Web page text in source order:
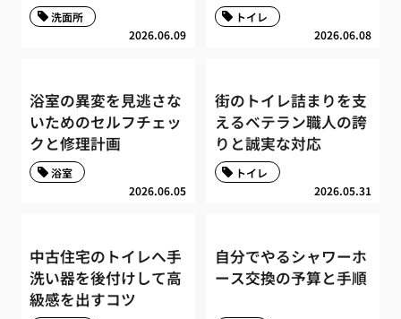
2026.06.09
洗面所
2026.06.08
トイレ
浴室の異変を見逃さな
いためのセルフチェッ
クと修理計画
2026.06.05
浴室
街のトイレ詰まりを支
えるベテラン職人の誇
りと誠実な対応
2026.05.31
トイレ
中古住宅のトイレへ手
洗い器を後付けして高
級感を出すコツ
自分でやるシャワーホ
ース交換の予算と手順